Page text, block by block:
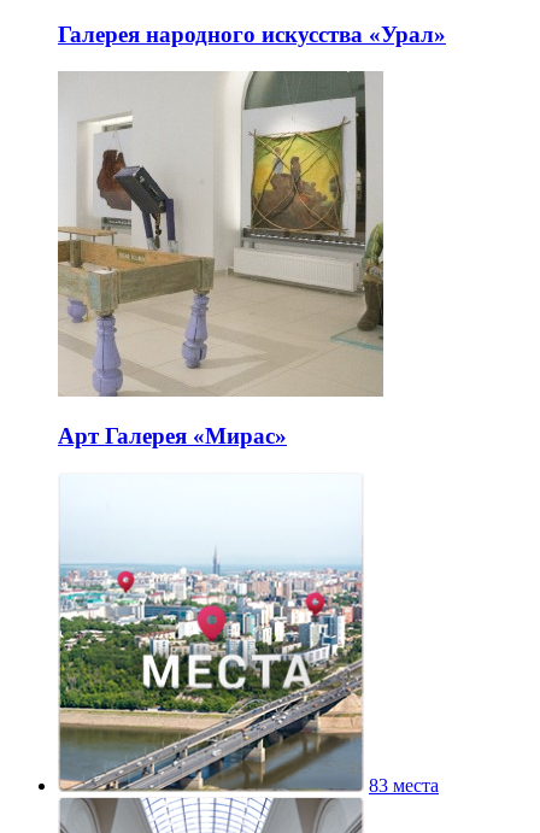
Галерея народного искусства «Урал»
Арт Галерея «Мирас»
83 места